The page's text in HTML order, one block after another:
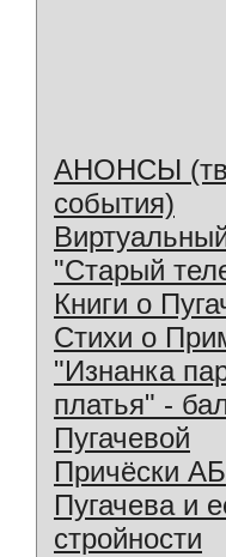
АНОНСЫ
события)
"Старый
Книги о
Стихи о
"Изнанка
платья" -
Пугачевой
Причёски АБ
Пугачева и
стройности